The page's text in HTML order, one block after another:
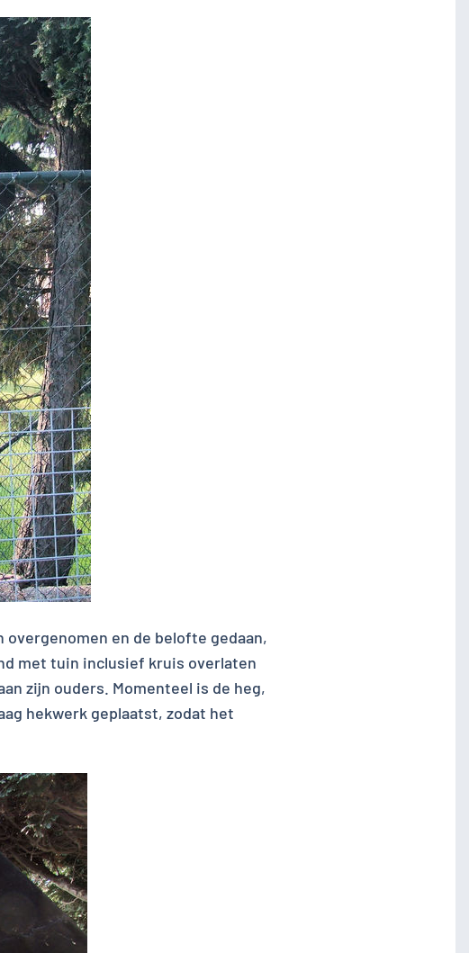
en de belofte gedaan,
met tuin inclusief kruis overlaten
zijn ouders. Momenteel is de heg,
hekwerk geplaatst, zodat het